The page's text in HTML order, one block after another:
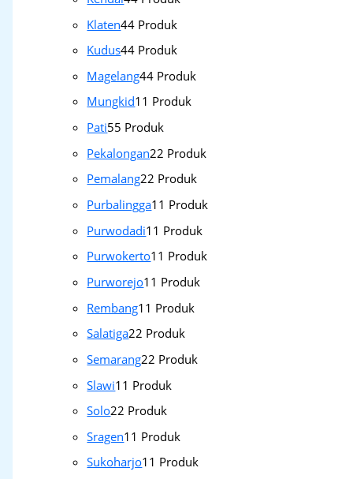
Klaten44 Produk
Kudus44 Produk
Magelang44 Produk
Mungkid1 1 Produk
Pati55 Produk
Pekalongan22 Produk
Pemalang22 Produk
Purbalingga1 1 Produk
Purwodadi1 1 Produk
Purwokerto1 1 Produk
Purworejo1 1 Produk
Rembang1 1 Produk
Salatiga22 Produk
Semarang22 Produk
Slawi1 1 Produk
Solo22 Produk
Sragen1 1 Produk
Sukoharjo1 1 Produk